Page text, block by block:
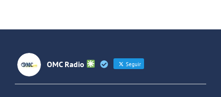
OMC Radio Seguir